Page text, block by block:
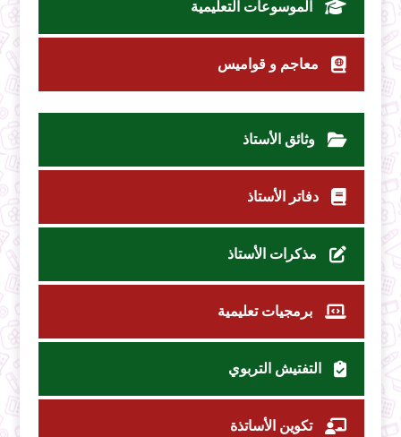
الموسوعات التعليمية
معاجم و قواميس
وثائق الأستاذ
دفاتر الأستاذ
مذكرات الأستاذ
برمجيات تعليمية
التفتيش التربوي
تكوين الأساتذة